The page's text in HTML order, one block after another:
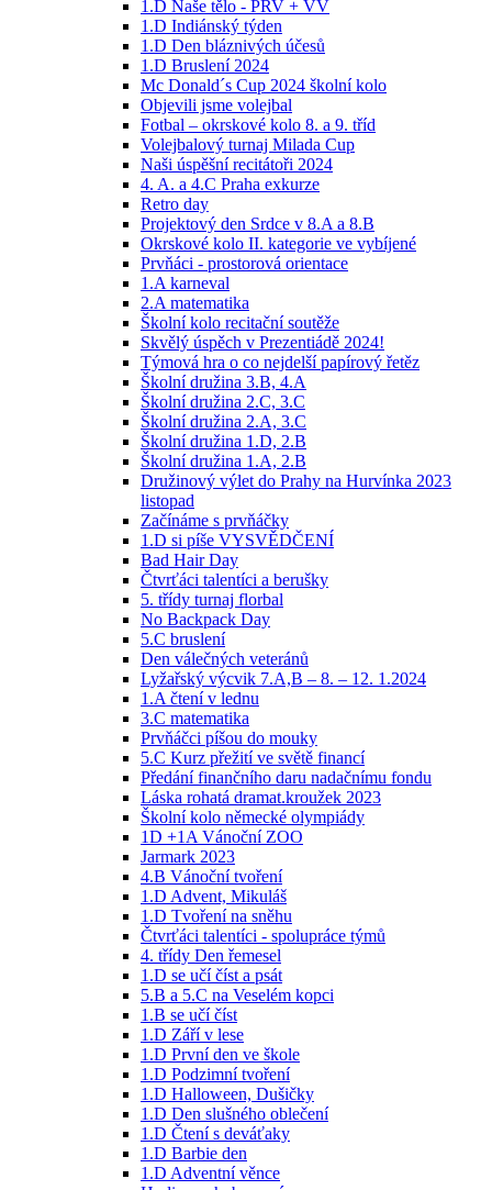
1.D Naše tělo - PRV + VV
1.D Indiánský týden
1.D Den bláznivých účesů
1.D Bruslení 2024
Mc Donald´s Cup 2024 školní kolo
Objevili jsme volejbal
Fotbal – okrskové kolo 8. a 9. tříd
Volejbalový turnaj Milada Cup
Naši úspěšní recitátoři 2024
4. A. a 4.C Praha exkurze
Retro day
Projektový den Srdce v 8.A a 8.B
Okrskové kolo II. kategorie ve vybíjené
Prvňáci - prostorová orientace
1.A karneval
2.A matematika
Školní kolo recitační soutěže
Skvělý úspěch v Prezentiádě 2024!
Týmová hra o co nejdelší papírový řetěz
Školní družina 3.B, 4.A
Školní družina 2.C, 3.C
Školní družina 2.A, 3.C
Školní družina 1.D, 2.B
Školní družina 1.A, 2.B
Družinový výlet do Prahy na Hurvínka 2023
listopad
Začínáme s prvňáčky
1.D si píše VYSVĚDČENÍ
Bad Hair Day
Čtvrťáci talentíci a berušky
5. třídy turnaj florbal
No Backpack Day
5.C bruslení
Den válečných veteránů
Lyžařský výcvik 7.A,B – 8. – 12. 1.2024
1.A čtení v lednu
3.C matematika
Prvňáčci píšou do mouky
5.C Kurz přežití ve světě financí
Předání finančního daru nadačnímu fondu
Láska rohatá dramat.kroužek 2023
Školní kolo německé olympiády
1D +1A Vánoční ZOO
Jarmark 2023
4.B Vánoční tvoření
1.D Advent, Mikuláš
1.D Tvoření na sněhu
Čtvrťáci talentíci - spolupráce týmů
4. třídy Den řemesel
1.D se učí číst a psát
5.B a 5.C na Veselém kopci
1.B se učí číst
1.D Září v lese
1.D První den ve škole
1.D Podzimní tvoření
1.D Halloween, Dušičky
1.D Den slušného oblečení
1.D Čtení s deváťaky
1.D Barbie den
1.D Adventní věnce